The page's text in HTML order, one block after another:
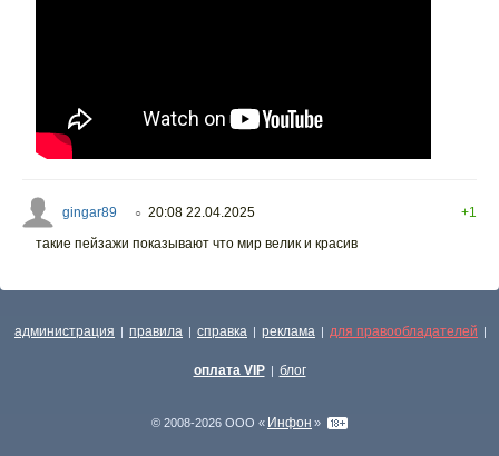
gingar89 ○ 20:08 22.04.2025
+1
такие пейзажи показывают что мир велик и красив
администрация | правила | справка | реклама | для правообладателей |
оплата VIP | блог
© 2008-2026 ООО « Инфон »